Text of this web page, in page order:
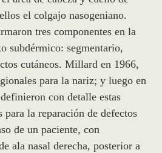
el colgajo nasogeniano.
tres componentes en la
subdérmico: segmentario,
cutáneos. Millard en 1966,
para la nariz; y luego en
con detalle estas
para la reparación de defectos
de un paciente, con
ala nasal derecha, posterior a